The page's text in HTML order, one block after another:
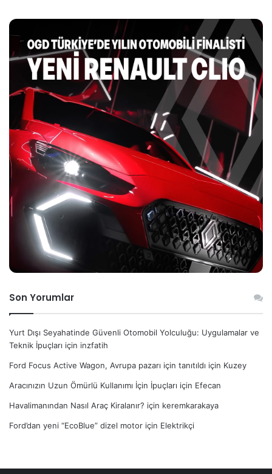
Son Yorumlar
Yurt Dışı Seyahatinde Güvenli Otomobil Yolculuğu: Uygulamalar ve
Teknik İpuçları için inzfatih
Ford Focus Active Wagon, Avrupa pazarı için tanıtıldı için Kuzey
Aracınızın Uzun Ömürlü Kullanımı İçin İpuçları için Efecan
Havalimanından Nasıl Araç Kiralanır? için keremkarakaya
Ford’dan yeni “EcoBlue” dizel motor için Elektrikçi